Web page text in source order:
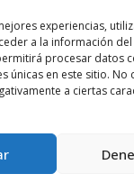
experiencias,
a la información
procesar datos
únicas en este sitio.
a ciertas